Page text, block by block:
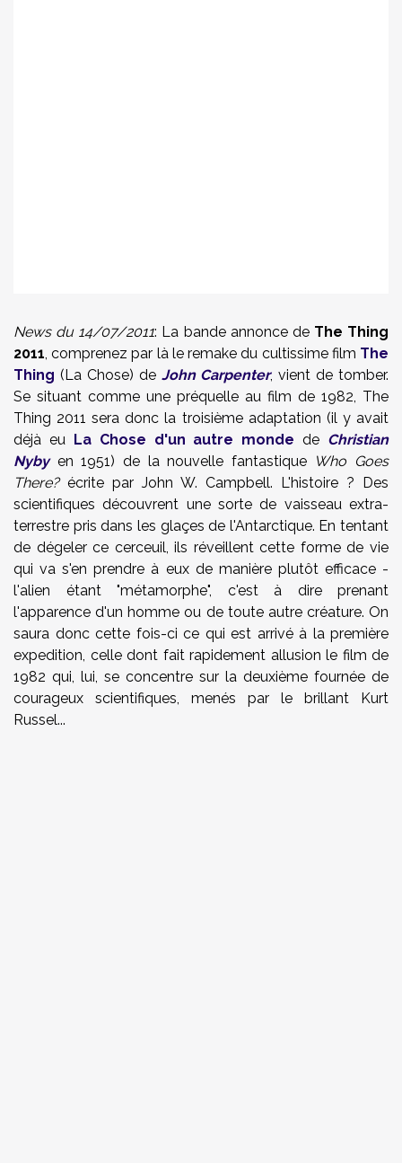
News du 14/07/2011: La bande annonce de The Thing
2011, comprenez par là le remake du cultissime film The
Thing (La Chose) de John Carpenter, vient de tomber.
Se situant comme une préquelle au film de 1982, The
Thing 2011 sera donc la troisième adaptation (il y avait
déjà euLa Chose d'un autre monde de Christian
Nybyen 1951) de la nouvelle fantastique Who Goes
There?écrite par John W. Campbell. L'histoire ? Des
scientifiques découvrent une sorte de vaisseau extra-
terrestre pris dans les glaçes de l'Antarctique. En tentant
de dégeler ce cerceuil, ils réveillent cette forme de vie
qui va s'en prendre à eux de manière plutôt efficace -
l'alien étant "métamorphe", c'est à dire prenant
l'apparence d'un homme ou de toute autre créature. On
saura donc cette fois-ci ce qui est arrivé à la première
expedition, celle dont fait rapidement allusion le film de
1982 qui, lui, se concentre sur la deuxième fournée de
courageux scientifiques, menés par le brillant Kurt
Russel...